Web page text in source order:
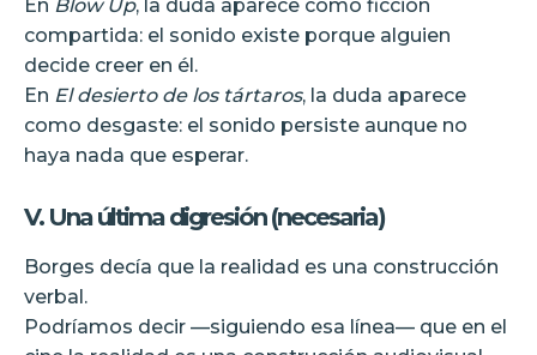
En Blow Up, la duda aparece como ficción
compartida: el sonido existe porque alguien
decide creer en él.
En El desierto de los tártaros, la duda aparece
como desgaste: el sonido persiste aunque no
haya nada que esperar.
V. Una última digresión (necesaria)
Borges decía que la realidad es una construcción
verbal.
Podríamos decir —siguiendo esa línea— que en el